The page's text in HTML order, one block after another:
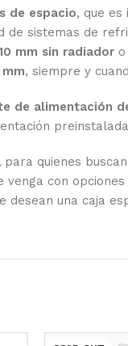
de espacio, que
de sistemas de
mm sin radiador o
, siempre y
de alimentación
para quienes
venga con
una caja